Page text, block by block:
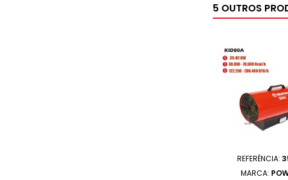
5 OUTROS
REFERÊNCIA:
MARCA: